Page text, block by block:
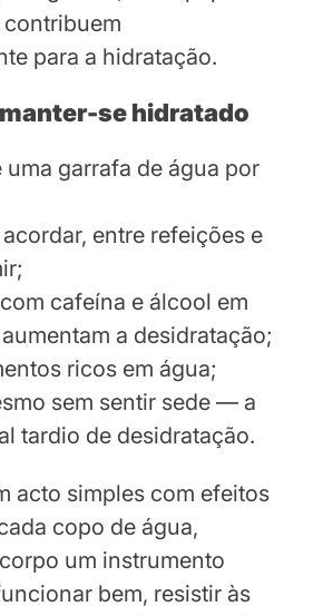
para a hidratação.
se hidratado
uma garrafa de água por
entre refeições e
cafeína e álcool em
a desidratação;
ricos em água;
sem sentir sede — a
tardio de desidratação.
acto simples com efeitos
copo de água,
um instrumento
bem, resistir às